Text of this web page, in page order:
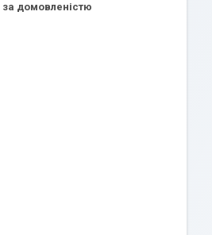
за домовленістю